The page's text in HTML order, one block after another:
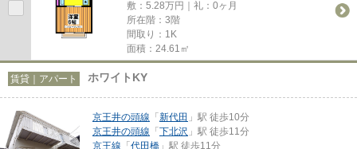
敷：5.28万円｜礼：0ヶ月
所在階：3階
間取り：1K
面積：24.61㎡
賃貸｜アパート ホワイトKY
京王井の頭線 「新代田 」駅 徒歩10分
京王井の頭線 「下北沢 」駅 徒歩11分
京王線 「代田橋 」駅 徒歩11分